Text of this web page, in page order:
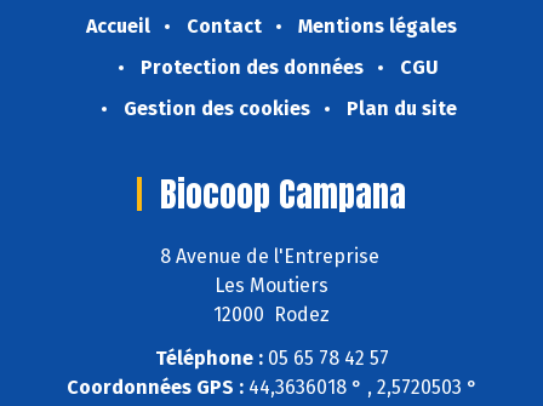
Accueil Contact
Mentions légales
Protection des données
CGU
Gestion des cookies
Plan du site
Biocoop Campana
8 Avenue de l'Entreprise
Les Moutiers
12000 Rodez
Téléphone :05 65 78 42 57
Coordonnées GPS :44,3636018 ° , 2,5720503 °